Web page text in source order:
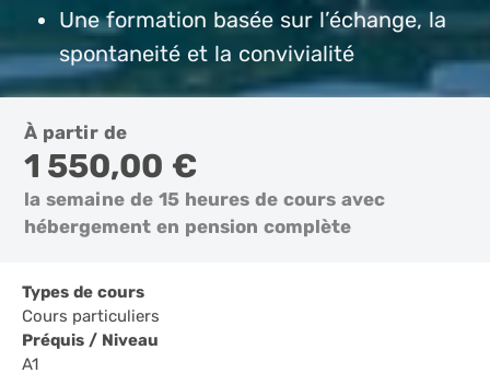
Une formation basée sur l’échange, la
spontaneité et la convivialité
À partir de
1 550,00 €
la semaine de 15 heures de cours avec
hébergement en pension complète
Types de cours
Cours particuliers
Préquis / Niveau
A1